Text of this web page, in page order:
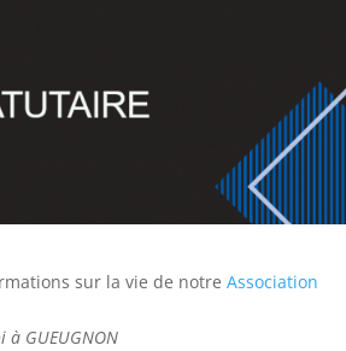
sur la vie de notreAssociation
à GUEUGNON